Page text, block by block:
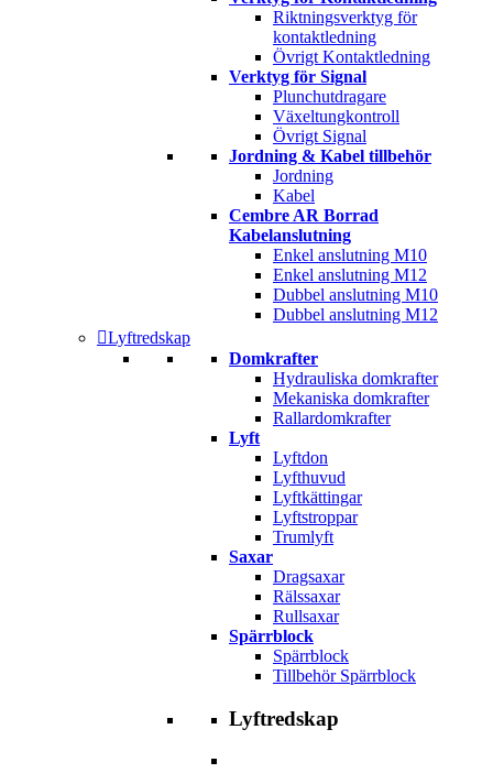
Riktningsverktyg för
kontaktledning
Övrigt Kontaktledning
Verktyg för Signal
Plunchutdragare
Växeltungkontroll
Övrigt Signal
Jordning & Kabel tillbehör
Jordning
Kabel
Cembre AR Borrad
Kabelanslutning
Enkel anslutning M10
Enkel anslutning M12
Dubbel anslutning M10
Dubbel anslutning M12
Lyftredskap
Domkrafter
Hydrauliska domkrafter
Mekaniska domkrafter
Rallardomkrafter
Lyft
Lyftdon
Lyfthuvud
Lyftkättingar
Lyftstroppar
Trumlyft
Saxar
Dragsaxar
Rälssaxar
Rullsaxar
Spärrblock
Spärrblock
Tillbehör Spärrblock
Lyftredskap